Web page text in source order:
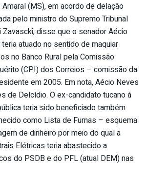
(MS), em acordo de delação
pelo ministro do Supremo Tribunal
Zavascki, disse que o senador Aécio
atuado no sentido de maquiar
no Banco Rural pela Comissão
(CPI) dos Correios – comissão da
em 2005. Em nota, Aécio Neves
de Delcídio. O ex-candidato tucano à
teria sido beneficiado também
como Lista de Furnas – esquema
de dinheiro por meio do qual a
Elétricas teria abastecido a
do PSDB e do PFL (atual DEM) nas